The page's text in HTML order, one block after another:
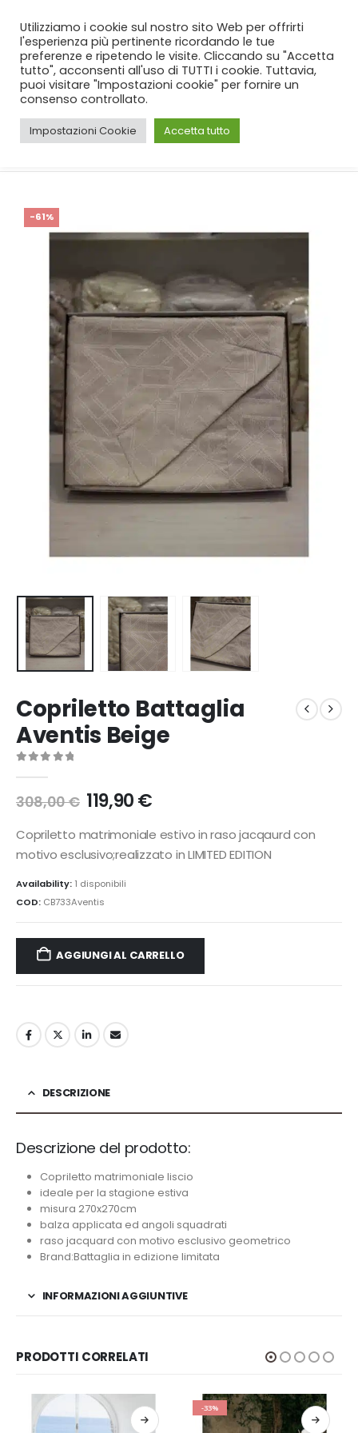
SPEDIZIONE GRATUITA per ordini da 99€!
CASA SHOP CAMERA
COPRILETTI
-61%
Copriletto Battaglia
Aventis Beige
308,00€ Il
prezzo
originale
era:
119,90€Il
attuale
è:
Copriletto matrimoniale estivo in raso jacqaurd con
motivo esclusivo;realizzato in LIMITED EDITION
Availability: 1 disponibili
COD: CB733Aventis
AGGIUNGI AL CARRELLO
DESCRIZIONE
Descrizione del prodotto:
Copriletto matrimoniale liscio
ideale per la stagione estiva
misura 270x270cm
balza applicata ed angoli squadrati
raso jacquard con motivo esclusivo geometrico
Brand:Battaglia in edizione limitata
INFORMAZIONI AGGIUNTIVE
PRODOTTI CORRELATI
-33%
Utilizziamo i cookie sul nostro sito Web per offrirti
l'esperienza più pertinente ricordando le tue
preferenze e ripetendo le visite. Cliccando su "Accetta
tutto", acconsenti all'uso di TUTTI i cookie. Tuttavia,
puoi visitare "Impostazioni cookie" per fornire un
consenso controllato.
Impostazioni Cookie Accetta tutto